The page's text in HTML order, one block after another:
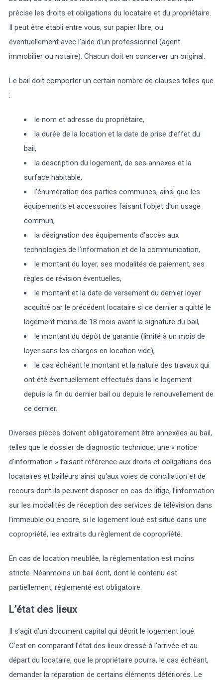
précise les droits et obligations du locataire et du propriétaire.
Il peut être établi entre vous, sur papier libre, ou
éventuellement avec l’aide d’un professionnel (agent
immobilier ou notaire). Chacun doit en conserver un original.
Le bail doit comporter un certain nombre de clauses telles que
:
le nom et adresse du propriétaire,
la durée de la location et la date de prise d’effet du
bail,
la description du logement, de ses annexes et la
surface habitable,
l’énumération des parties communes, ainsi que les
équipements et accessoires faisant l'objet d'un usage
commun,
la désignation des équipements d'accès aux
technologies de l'information et de la communication,
le montant du loyer, ses modalités de paiement, ses
règles de révision éventuelles,
le montant et la date de versement du dernier loyer
acquitté par le précédent locataire si ce dernier a quitté le
logement moins de 18 mois avant la signature du bail,
le montant du dépôt de garantie (limité à un mois de
loyer sans les charges en location vide),
le cas échéant le montant et la nature des travaux qui
ont été éventuellement effectués dans le logement
depuis la fin du dernier bail ou depuis le renouvellement de
ce dernier.
Diverses pièces doivent obligatoirement être annexées au bail,
telles que le dossier de diagnostic technique, une « notice
d'information » faisant référence aux droits et obligations des
locataires et bailleurs ainsi qu'aux voies de conciliation et de
recours dont ils peuvent disposer en cas de litige, l’information
sur les modalités de réception des services de télévision dans
l’immeuble ou encore, si le logement loué est situé dans une
copropriété, les extraits du règlement de copropriété.
En cas de location meublée, la réglementation est moins
stricte. Néanmoins un bail écrit, dont le contenu est
partiellement, réglementé est obligatoire.
L’état des lieux
Il s’agit d’un document capital qui décrit le logement loué.
C’est en comparant l’état des lieux dressé à l’arrivée et au
départ du locataire, que le propriétaire pourra, le cas échéant,
demander la réparation de certains éléments détériorés. Le